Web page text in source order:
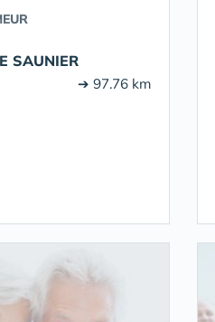
SAUNIER
➔ 97.76 km